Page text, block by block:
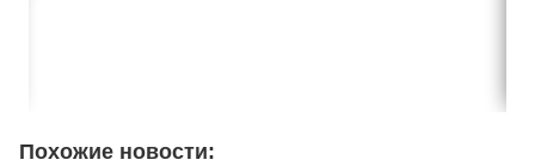
Похожие новости: